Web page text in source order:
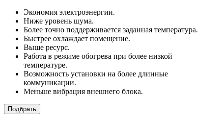
Экономия электроэнергии.
Ниже уровень шума.
Более точно поддерживается заданная температура.
Быстрее охлаждает помещение.
Выше ресурс.
Работа в режиме обогрева при более низкой
температуре.
Возможность установки на более длинные
коммуникации.
Меньше вибрация внешнего блока.
Подбрать